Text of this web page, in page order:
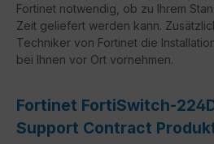
Fortinet notwendig, ob zu Ihrem
Zeit geliefert werden kann.
Techniker von Fortinet die
bei Ihnen vor Ort vornehmen.
Fortinet FortiSwitch-
Support Contract